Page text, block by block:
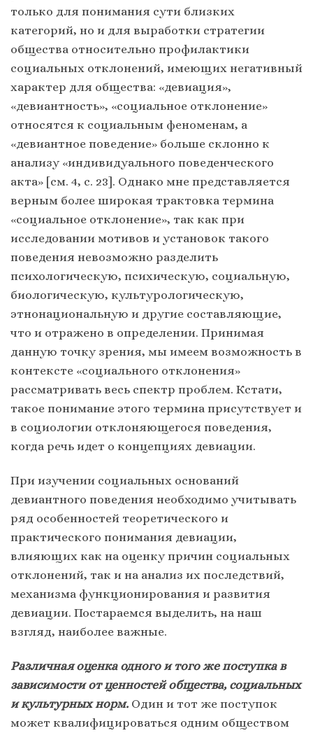
только для понимания сути близких
категорий, но и для выработки стратегии
общества относительно профилактики
социальных отклонений, имеющих негативный
характер для общества: «девиация»,
«девиантность», «социальное отклонение»
относятся к социальным феноменам, а
«девиантное поведение» больше склонно к
анализу «индивидуального поведенческого
акта» [см. 4, c. 23]. Однако мне представляется
верным более широкая трактовка термина
«социальное отклонение», так как при
исследовании мотивов и установок такого
поведения невозможно разделить
психологическую, психическую, социальную,
биологическую, культурологическую,
этнонациональную и другие составляющие,
что и отражено в определении. Принимая
данную точку зрения, мы имеем возможность в
контексте «социального отклонения»
рассматривать весь спектр проблем. Кстати,
такое понимание этого термина присутствует и
в социологии отклоняющегося поведения,
когда речь идет о концепциях девиации.
При изучении социальных оснований
девиантного поведения необходимо учитывать
ряд особенностей теоретического и
практического понимания девиации,
влияющих как на оценку причин социальных
отклонений, так и на анализ их последствий,
механизма функционирования и развития
девиации. Постараемся выделить, на наш
взгляд, наиболее важные.
Различная оценка одного и того же поступка в
зависимости от ценностей общества, социальных
и культурных норм. Один и тот же поступок
может квалифицироваться одним обществом